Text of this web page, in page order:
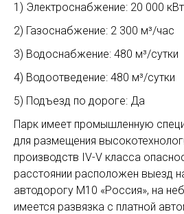
1) Электроснабжение: 20 000 кВт
2) Газоснабжение: 2 300 м³/час
3) Водоснабжение: 480 м³/сутки
4) Водоотведение: 480 м³/сутки
5) Подъезд по дороге: Да
Парк имеет промышленную
для размещения
производств IV-V класса
расстоянии расположен выезд
автодорогу М10 «Россия», на
имеется развязка с платной